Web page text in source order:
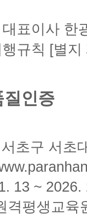
표이사 한
규칙 [별지
인증
초구 서초
13 ~ 2026.
격평생교육